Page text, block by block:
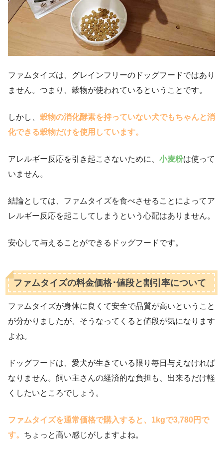
ファムタイズは、グレインフリーのドッグフードではあり
ません。つまり、穀物が使われているということです。
しかし、 穀物の消化酵素を持っていない犬でもちゃんと消
化できる穀物だけを使用しています。
アレルギー反応を引き起こさないために、 小麦粉は使って
いません。
結論としては、ファムタイズを食べさせることによってア
レルギー反応を起こしてしまうという心配はありません。
安心して与えることができるドッグフードです。
ファムタイズの料金価格･値段と割引率について
ファムタイズが身体に良くて安全で品質が高いということ
が分かりましたが、そうなってくると値段が気になります
よね。
ドッグフードは、愛犬が生きている限り毎日与えなければ
なりません。飼い主さんの経済的な負担も、出来るだけ軽
くしたいところでしょう。
ファムタイズを通常価格で購入すると、1kgで3,780円で
す。 ちょっと高い感じがしますよね。